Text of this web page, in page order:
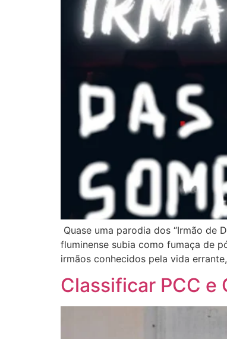
Quase uma parodia dos “Irmão de
fluminense subia como fumaça de
irmãos conhecidos pela vida
Classificar PCC e